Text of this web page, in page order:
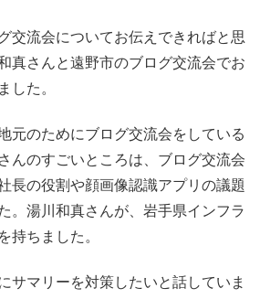
交流会についてお伝えできればと思
真さんと遠野市のブログ交流会でお
した。
元のためにブログ交流会をしている
んのすごいところは、ブログ交流会
長の役割や顔画像認識アプリの議題
。湯川和真さんが、岩手県インフラ
持ちました。
サマリーを対策したいと話していま